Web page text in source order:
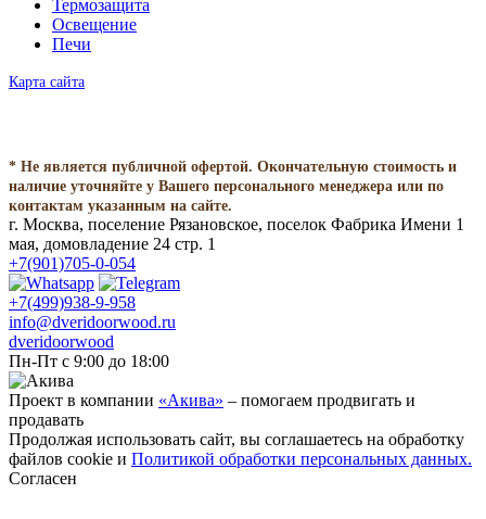
Термозащита
Освещение
Печи
Карта сайта
* Не является публичной офертой. Окончательную стоимость и
наличие уточняйте у Вашего персонального менеджера или по
контактам указанным на сайте.
г. Москва, поселение Рязановское, поселок Фабрика Имени 1
мая, домовладение 24 стр. 1
+7(901)705-0-054
+7(499)938-9-958
info@dveridoorwood.ru
dveridoorwood
Пн-Пт с 9:00 до 18:00
Проект в компании «Акива» – помогаем продвигать и
продавать
Продолжая использовать сайт, вы соглашаетесь на обработку
файлов cookie и Политикой обработки персональных данных.
Согласен